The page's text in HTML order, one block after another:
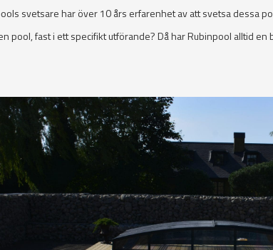
svetsare har över 10 års erfarenhet av att svetsa dessa
pool, fast i ett specifikt utförande? Då har Rubinpool alltid en